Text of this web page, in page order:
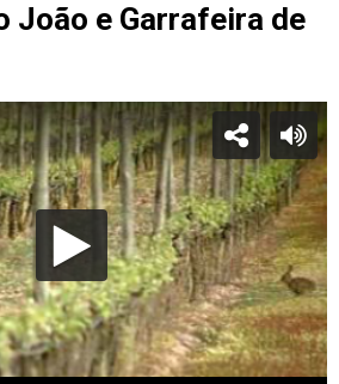
João e Garrafeira de